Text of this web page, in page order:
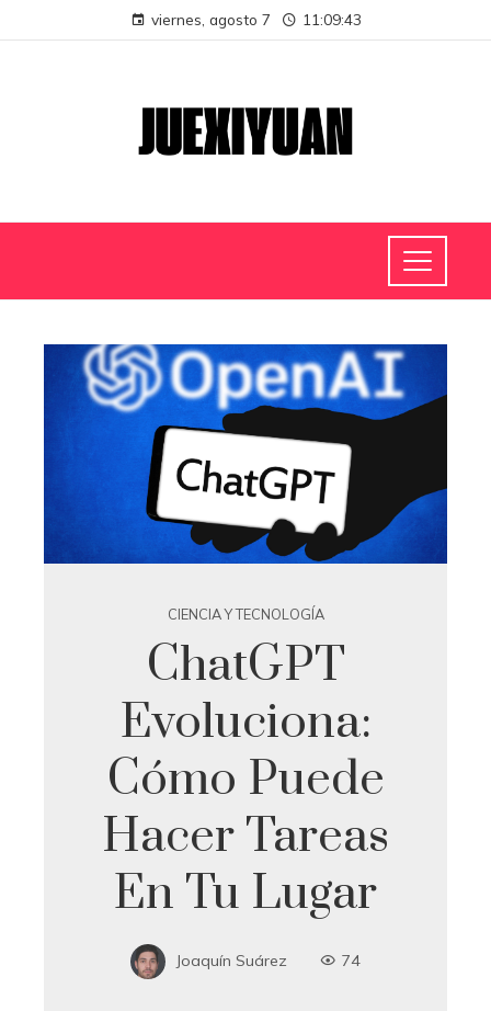
viernes, agosto 7 11:09:43
CIENCIA Y TECNOLOGÍA
ChatGPT
Evoluciona:
Cómo Puede
Hacer Tareas
En Tu Lugar
Joaquín Suárez 74